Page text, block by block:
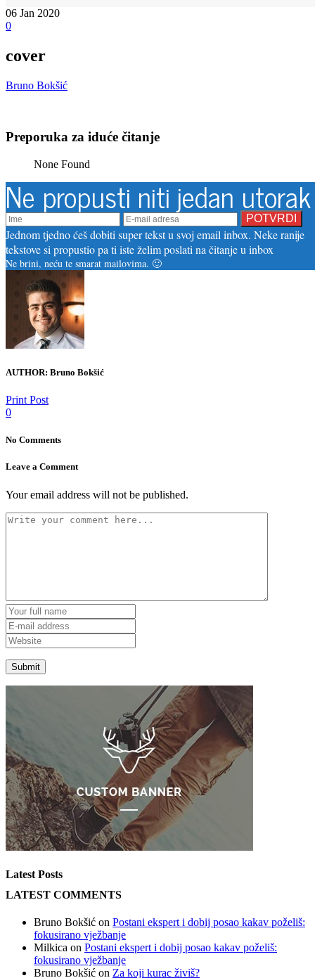
06 Jan 2020
0
cover
Bruno Bokšić
Preporuka za iduće čitanje
None Found
Ne propusti niti jedan utorak
Jednom tjedno ćeš dobiti super tekst u svoj email inbox. Neke ranije
tekstove si propustio pa ti iste želim poslati na čitanje u inbox
Ne brini, neću te smarat mailovima. 🙂
AUTHOR: Bruno Bokšić
Print Post
0
No Comments
Leave a Comment
Your email address will not be published.
Latest Posts
LATEST COMMENTS
Bruno Bokšić on Postani ekspert i dobij posao kakav poželiš:
fokusirano vježbanje
Milkica on Postani ekspert i dobij posao kakav poželiš:
fokusirano vježbanje
Bruno Bokšić on Za koji kurac živiš?